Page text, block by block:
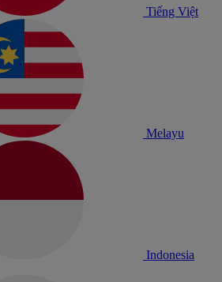
Tiếng Việt
Melayu
Indonesia